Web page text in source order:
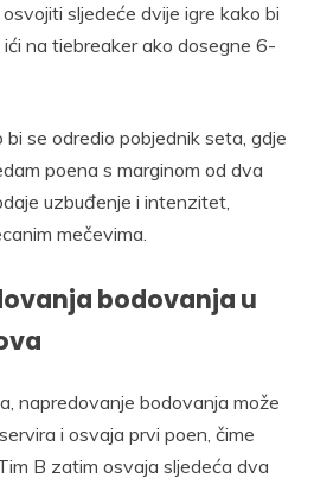
sljedeće dvije igre kako bi
na tiebreaker ako dosegne 6-
se odredio pobjednik seta, gdje
poena s marginom od dva
uzbuđenje i intenzitet,
mečevima.
bodovanja u
napredovanje bodovanja može
i osvaja prvi poen, čime
B zatim osvaja sljedeća dva